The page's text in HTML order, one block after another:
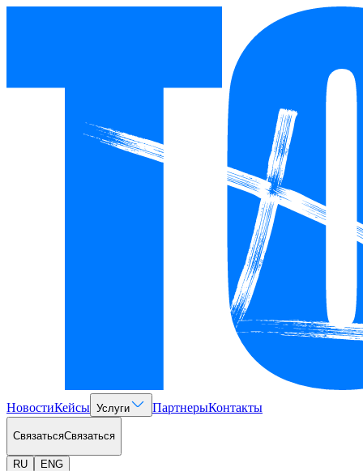
НовостиКейсы Услуги ПартнерыКонтакты
СвязатьсяСвязаться
RU ENG